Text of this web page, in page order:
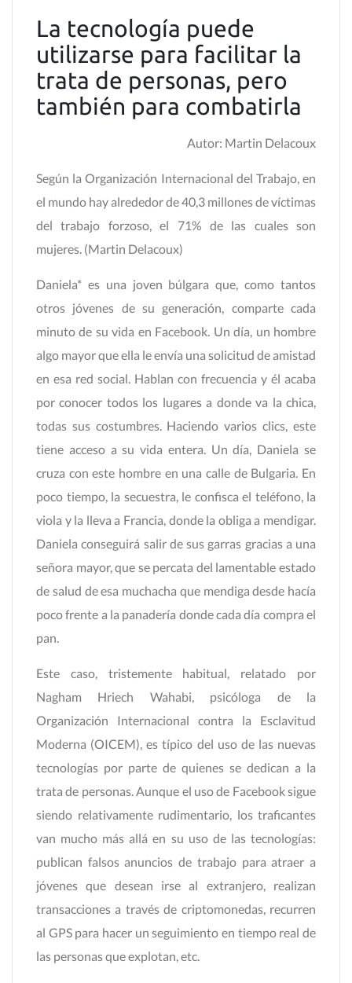
La tecnología puede
utilizarse para facilitar la
trata de personas, pero
también para combatirla
Autor: Martin Delacoux
Según la Organización Internacional del Trabajo, en
el mundo hay alrededor de 40,3 millones de víctimas
del trabajo forzoso, el 71% de las cuales son
mujeres. (Martin Delacoux)
Daniela* es una joven búlgara que, como tantos
otros jóvenes de su generación, comparte cada
minuto de su vida en Facebook. Un día, un hombre
algo mayor que ella le envía una solicitud de amistad
en esa red social. Hablan con frecuencia y él acaba
por conocer todos los lugares a donde va la chica,
todas sus costumbres. Haciendo varios clics, este
tiene acceso a su vida entera. Un día, Daniela se
cruza con este hombre en una calle de Bulgaria. En
poco tiempo, la secuestra, le confisca el teléfono, la
viola y la lleva a Francia, donde la obliga a mendigar.
Daniela conseguirá salir de sus garras gracias a una
señora mayor, que se percata del lamentable estado
de salud de esa muchacha que mendiga desde hacía
poco frente a la panadería donde cada día compra el
pan.
Este caso, tristemente habitual, relatado por
Nagham Hriech Wahabi, psicóloga de la
Organización Internacional contra la Esclavitud
Moderna (OICEM), es típico del uso de las nuevas
tecnologías por parte de quienes se dedican a la
trata de personas. Aunque el uso de Facebook sigue
siendo relativamente rudimentario, los traficantes
van mucho más allá en su uso de las tecnologías:
publican falsos anuncios de trabajo para atraer a
jóvenes que desean irse al extranjero, realizan
transacciones a través de criptomonedas, recurren
al GPS para hacer un seguimiento en tiempo real de
las personas que explotan, etc.